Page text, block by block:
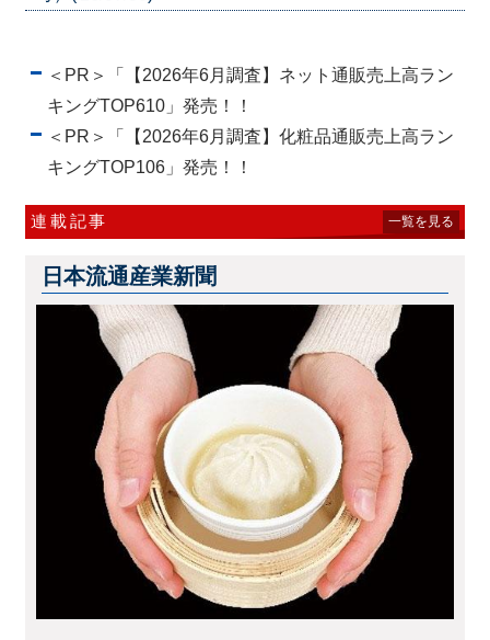
＜PR＞「【2026年6月調査】ネット通販売上高ラン
キングTOP610」発売！！
＜PR＞「【2026年6月調査】化粧品通販売上高ラン
キングTOP106」発売！！
連載記事 一覧を見る
日本流通産業新聞